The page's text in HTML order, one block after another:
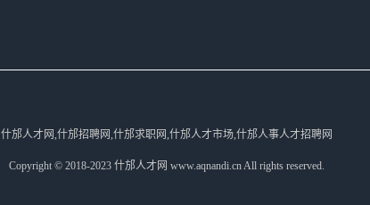
什邡人才网,什邡招聘网,什邡求职网,什邡人才市场,什邡人事人才招聘网
Copyright © 2018-2023 什邡人才网 www.aqnandi.cn All rights reserved.